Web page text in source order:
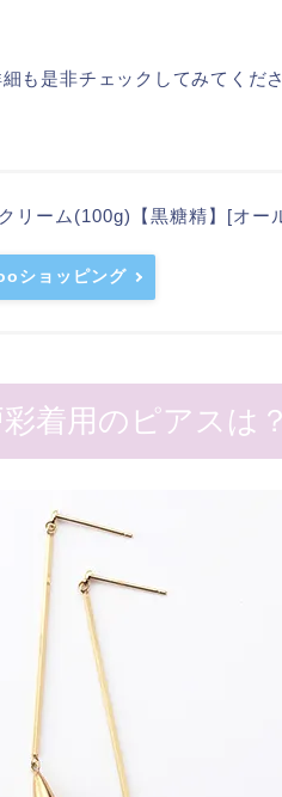
も是非チェックしてみてくだ
リーム(100g)【黒糖精】[オー
ショッピング
着用のピアスは？